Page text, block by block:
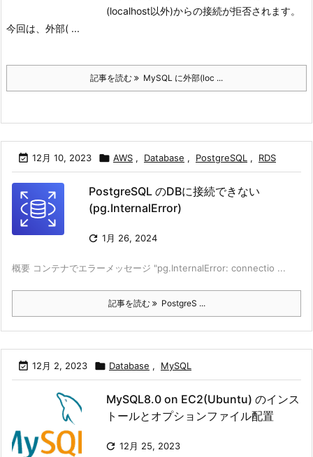
(localhost以外)からの接続が拒否されます。
今回は、外部( ...
記事を読む MySQL に外部(loc ...
 12月 10, 2023  AWS , Database , PostgreSQL , RDS
PostgreSQL のDBに接続できない
(pg.InternalError)
 1月 26, 2024
概要 コンテナでエラーメッセージ "pg.InternalError: connectio ...
記事を読む PostgreS ...
 12月 2, 2023  Database , MySQL
MySQL8.0 on EC2(Ubuntu) のインス
トールとオプションファイル配置
 12月 25, 2023